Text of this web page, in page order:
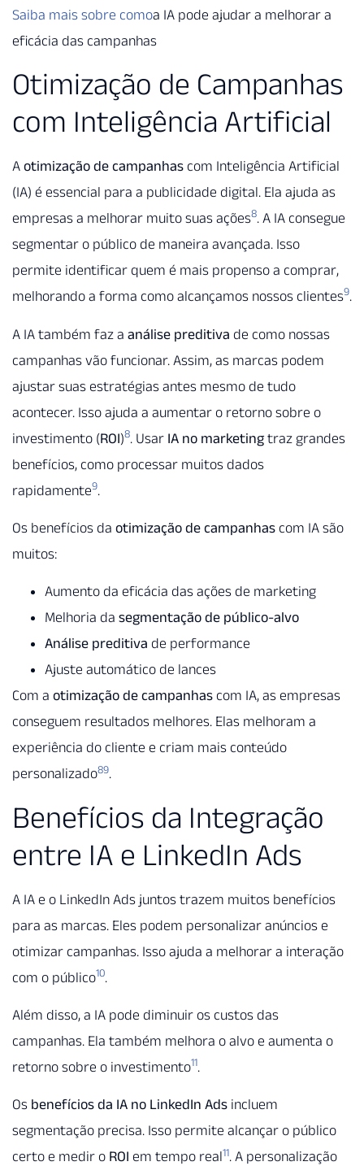
Saiba mais sobre comoa IA pode ajudar a melhorar a
eficácia das campanhas
Otimização de Campanhas
com Inteligência Artificial
A otimização de campanhas com Inteligência Artificial
(IA) é essencial para a publicidade digital. Ela ajuda as
empresas a melhorar muito suas ações8. A IA consegue
segmentar o público de maneira avançada. Isso
permite identificar quem é mais propenso a comprar,
melhorando a forma como alcançamos nossos clientes9.
A IA também faz a análise preditiva de como nossas
campanhas vão funcionar. Assim, as marcas podem
ajustar suas estratégias antes mesmo de tudo
acontecer. Isso ajuda a aumentar o retorno sobre o
investimento (ROI)8. Usar IA no marketingtraz grandes
benefícios, como processar muitos dados
rapidamente9.
Os benefícios da otimização de campanhas com IA são
muitos:
Aumento da eficácia das ações de marketing
Melhoria da segmentação de público-alvo
Análise preditiva de performance
Ajuste automático de lances
Com a otimização de campanhas com IA, as empresas
conseguem resultados melhores. Elas melhoram a
experiência do cliente e criam mais conteúdo
personalizado89.
Benefícios da Integração
entre IA e LinkedIn Ads
A IA e o LinkedIn Ads juntos trazem muitos benefícios
para as marcas. Eles podem personalizar anúncios e
otimizar campanhas. Isso ajuda a melhorar a interação
com o público10.
Além disso, a IA pode diminuir os custos das
campanhas. Ela também melhora o alvo e aumenta o
retorno sobre o investimento11.
Os benefícios da IA no LinkedIn Ads incluem
segmentação precisa. Isso permite alcançar o público
certo e medir o ROI em tempo real11. A personalização